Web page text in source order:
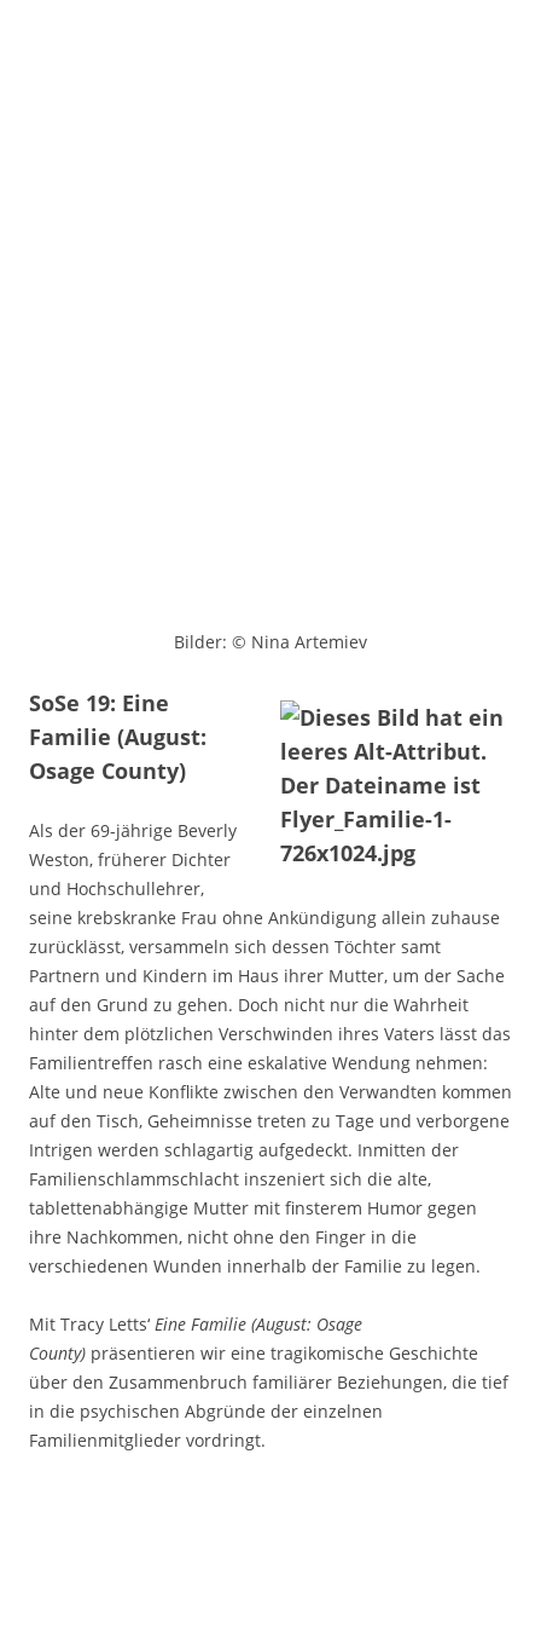
Bilder: © Nina Artemiev
SoSe 19: Eine
Familie (August:
Osage County)
Als der 69-jährige Beverly
Weston, früherer Dichter
und Hochschullehrer,
seine krebskranke Frau ohne Ankündigung allein zuhause
zurücklässt, versammeln sich dessen Töchter samt
Partnern und Kindern im Haus ihrer Mutter, um der Sache
auf den Grund zu gehen. Doch nicht nur die Wahrheit
hinter dem plötzlichen Verschwinden ihres Vaters lässt das
Familientreffen rasch eine eskalative Wendung nehmen:
Alte und neue Konflikte zwischen den Verwandten kommen
auf den Tisch, Geheimnisse treten zu Tage und verborgene
Intrigen werden schlagartig aufgedeckt. Inmitten der
Familienschlammschlacht inszeniert sich die alte,
tablettenabhängige Mutter mit finsterem Humor gegen
ihre Nachkommen, nicht ohne den Finger in die
verschiedenen Wunden innerhalb der Familie zu legen.
Mit Tracy Letts‘ Eine Familie (August: Osage
County) präsentieren wir eine tragikomische Geschichte
über den Zusammenbruch familiärer Beziehungen, die tief
in die psychischen Abgründe der einzelnen
Familienmitglieder vordringt.